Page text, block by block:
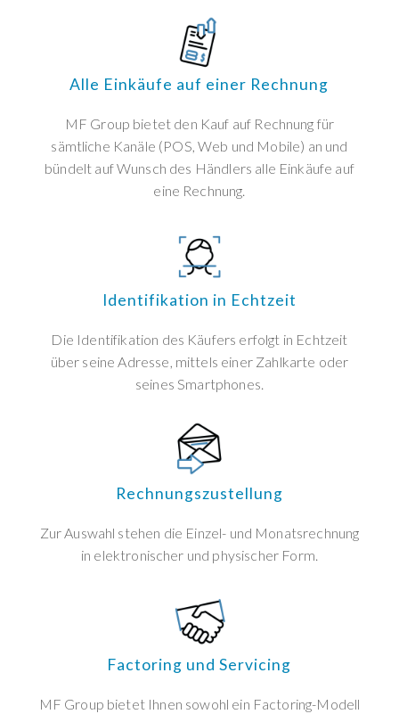
Alle Einkäufe auf einer Rechnung
MF Group bietet den Kauf auf Rechnung für
sämtliche Kanäle (POS, Web und Mobile) an und
bündelt auf Wunsch des Händlers alle Einkäufe auf
eine Rechnung.
Identifikation in Echtzeit
Die Identifikation des Käufers erfolgt in Echtzeit
über seine Adresse, mittels einer Zahlkarte oder
seines Smartphones.
Rechnungszustellung
Zur Auswahl stehen die Einzel- und Monatsrechnung
in elektronischer und physischer Form.
Factoring und Servicing
MF Group bietet Ihnen sowohl ein Factoring-Modell